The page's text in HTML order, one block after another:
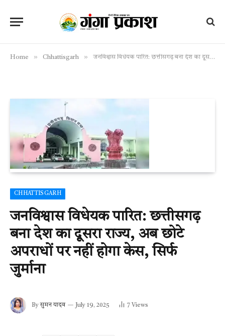
Home » Chhattisgarh » जनविश्वास विधेयक पारित: छत्तीसगढ़ बना देश का दूसरा राज्य, अब छोटे अपराधों पर नहीं होगा केस, सिर्फ जुर्माना
CHHATTISGARH
जनविश्वास विधेयक पारित: छत्तीसगढ़
बना देश का दूसरा राज्य, अब छोटे
अपराधों पर नहीं होगा केस, सिर्फ
जुर्माना
By सुमन यादव July 19, 2025 7 Views